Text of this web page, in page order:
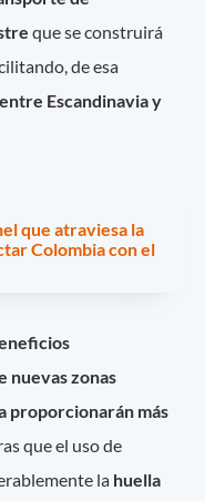
que se construirá
de esa
Escandinavia y
que atraviesa la
Colombia con el
nuevas zonas
proporcionarán más
que el uso de
la huella